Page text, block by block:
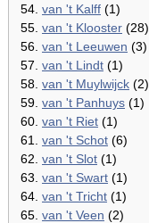
54. van 't Kalff (1)
55. van 't Klooster (28)
56. van 't Leeuwen (3)
57. van 't Lindt (1)
58. van 't Muylwijck (2)
59. van 't Panhuys (1)
60. van 't Riet (1)
61. van 't Schot (6)
62. van 't Slot (1)
63. van 't Swart (1)
64. van 't Tricht (1)
65. van 't Veen (2)